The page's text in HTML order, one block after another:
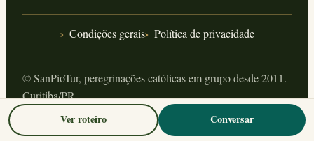
Condições gerais Política de privacidade
© SanPioTur, peregrinações católicas em grupo desde 2011.
Curitiba/PR.
Ver roteiro Conversar